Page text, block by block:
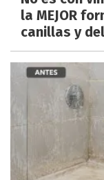
la MEJOR
canillas y